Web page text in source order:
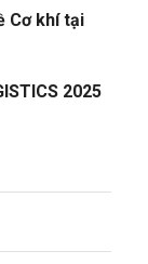
Cơ khí tại
2025